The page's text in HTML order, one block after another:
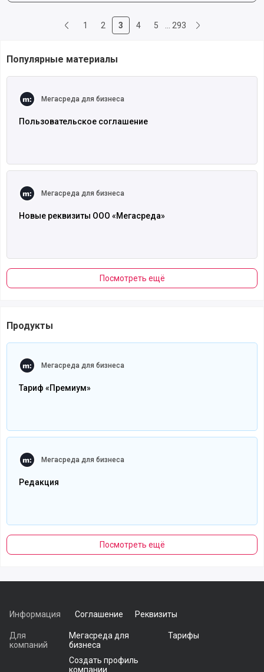
1 2 3 4 5 293
Популярные материалы
Мегасреда для бизнеса
Пользовательское соглашение
Мегасреда для бизнеса
Новые реквизиты ООО «Мегасреда»
Посмотреть ещё
Продукты
Мегасреда для бизнеса
Тариф «Премиум»
Мегасреда для бизнеса
Редакция
Посмотреть ещё
Информация Соглашение Реквизиты
Для
компаний
Мегасреда для
бизнеса
Тарифы
Создать профиль
компании